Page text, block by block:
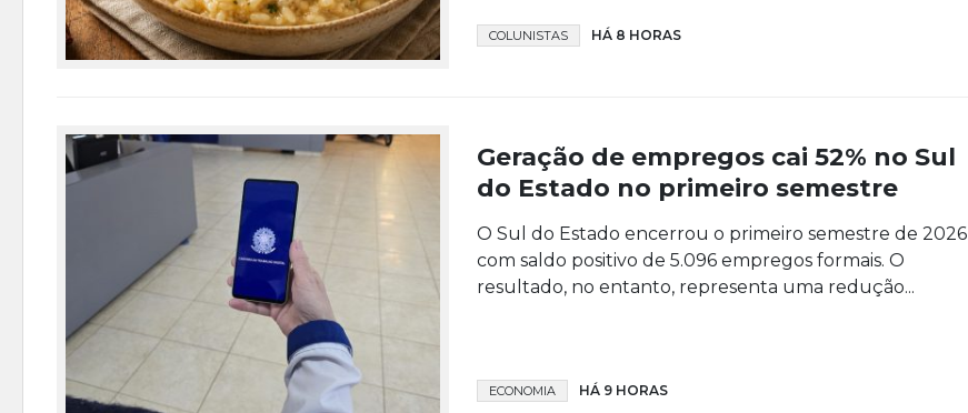
COLUNISTAS HÁ 8 HORAS
Geração de empregos cai 52% no Sul
do Estado no primeiro semestre
O Sul do Estado encerrou o primeiro semestre de 2026
com saldo positivo de 5.096 empregos formais. O
resultado, no entanto, representa uma redução...
ECONOMIA HÁ 9 HORAS